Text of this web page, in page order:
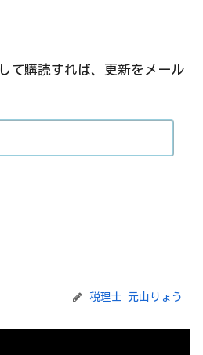
て購読すれば、更新をメール
税理士 元山りょう